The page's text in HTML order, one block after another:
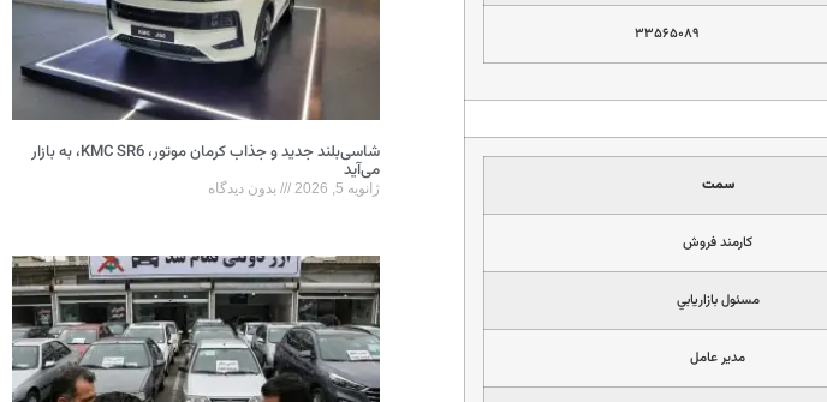
۳۳۵۶۵۰۸۹
سمت
كارمند فروش
مسئول بازاريابي
مدير عامل
شاسی‌بلند جدید و جذاب کرمان موتور، KMC SR6، به بازار
می‌آید
ژانویه 5, 2026 بدون دیدگاه